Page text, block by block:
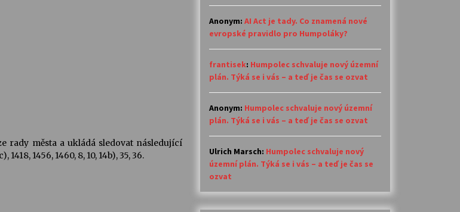
rady města a ukládá sledovat následující
1456, 1460, 8, 10, 14b), 35, 36.
Anonym: AI Act je tady. Co znamená nové
evropské pravidlo pro Humpoláky?
frantisek: Humpolec schvaluje nový územní
plán. Týká se i vás – a teď je čas se ozvat
Anonym: Humpolec schvaluje nový územní
plán. Týká se i vás – a teď je čas se ozvat
Ulrich Marsch: Humpolec schvaluje nový
územní plán. Týká se i vás – a teď je čas se
ozvat